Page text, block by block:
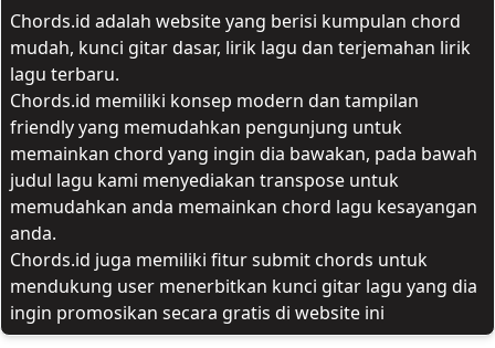
Genre Country Bahasa Daerah
Lagu Umum
Terjemahan
Daftar Isi
Chords.id adalah website yang berisi kumpulan chord
mudah, kunci gitar dasar, lirik lagu dan terjemahan lirik
lagu terbaru.
Chords.id memiliki konsep modern dan tampilan
friendly yang memudahkan pengunjung untuk
memainkan chord yang ingin dia bawakan, pada bawah
judul lagu kami menyediakan transpose untuk
memudahkan anda memainkan chord lagu kesayangan
anda.
Chords.id juga memiliki fitur submit chords untuk
mendukung user menerbitkan kunci gitar lagu yang dia
ingin promosikan secara gratis di website ini